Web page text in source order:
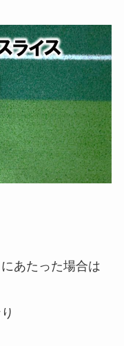
あたった場合は